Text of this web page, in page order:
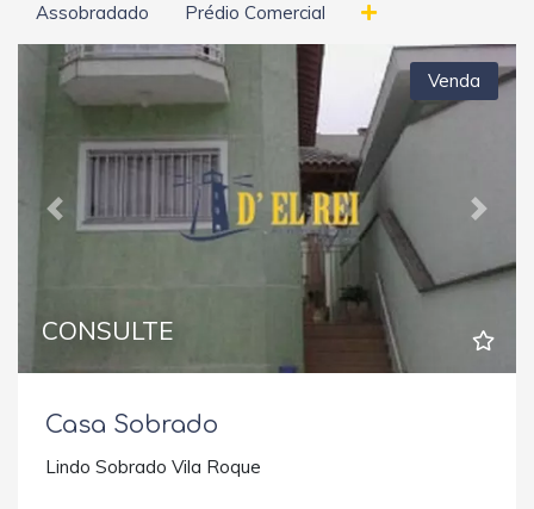
Assobradado Prédio Comercial
Previous Next
Venda
CONSULTE
Casa Sobrado
Lindo Sobrado Vila Roque